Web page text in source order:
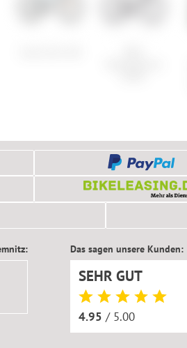
Das sagen unsere Kunden:
SEHR GUT
4.95 / 5.00